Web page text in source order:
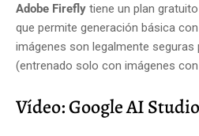
Adobe Firefly tiene un plan
que permite generación básica
imágenes son legalmente
(entrenado solo con imágenes
Vídeo: Google AI Studio